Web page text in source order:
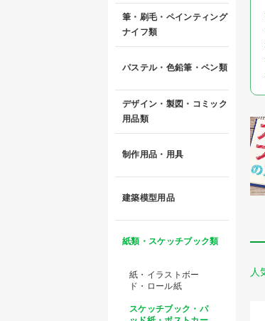
人
筆・刷毛・ペインティング
ナイフ類
パステル・色鉛筆・ペン類
デザイン・製図・コミック
用品類
制作用品・用具
建築模型用品
紙類・スケッチブック類
紙・イラストボー
ド・ロール紙
スケッチブック・パ